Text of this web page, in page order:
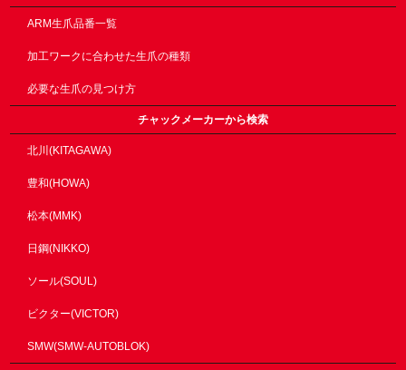
ARM生爪品番一覧
加工ワークに合わせた生爪の種類
必要な生爪の見つけ方
チャックメーカーから検索
北川(KITAGAWA)
豊和(HOWA)
松本(MMK)
日鋼(NIKKO)
ソール(SOUL)
ビクター(VICTOR)
SMW(SMW-AUTOBLOK)